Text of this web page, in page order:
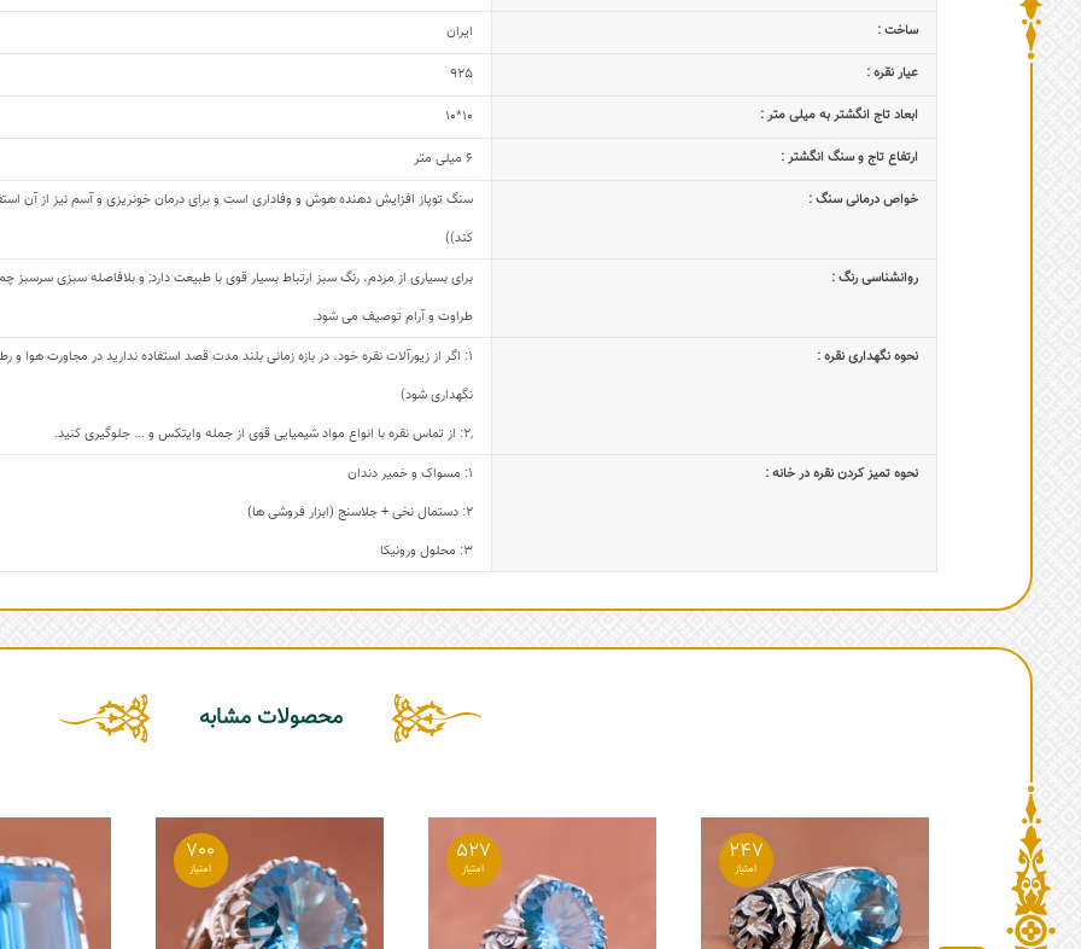
ساخت :
ایران
عیار نقره :
925
ابعاد تاج‌ انگشتر به میلی متر :
10*10
ارتفاع تاج و سنگ انگشتر :
6 میلی متر
خواص درمانی سنگ :
سنگ توپاز افزایش دهنده هوش و وفاداری است و برای درمان خونریزی و آسم نیز از آن
کند))
روانشناسی رنگ :
برای بسیاری از مردم، رنگ سبز ارتباط بسیار قوی با طبیعت دارد; و بلافاصله سبزی سرسبز
طراوت و آرام توصیف می شود.
نحوه نگهداری نقره :
1: اگر از زیورآلات نقره خود، در بازه زمانی بلند مدت قصد استفاده ندارید در مجاورت
نگهداری شود)
,2: از تماس نقره با انواع مواد شیمیایی قوی از جمله وایتکس و ... جلوگیری کنید.
نحوه تمیز کردن نقره در خانه :
1: مسواک و خمیر دندان
2: دستمال نخی + جلاسنج (ابزار فروشی ها)
3: محلول ورونیکا
محصولات مشابه
247
527
700